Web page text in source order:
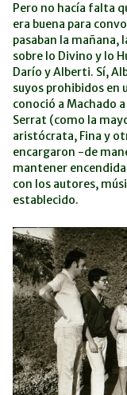
Pero no hacía falta
era buena para
pasaban la mañana,
sobre lo Divino y lo
Darío y Alberti. Sí,
suyos prohibidos en
conoció a Machado
Serrat (como la
aristócrata, Fina y
encargaron -de
mantener
con los autores,
establecido.